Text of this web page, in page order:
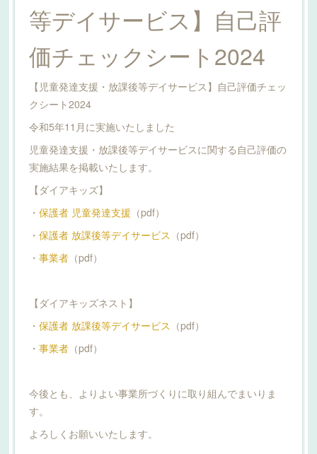
等デイサービス】自己評
価チェックシート2024
【児童発達支援・放課後等デイサービス】自己評価チェッ
クシート2024
令和5年11月に実施いたしました
児童発達支援・放課後等デイサービスに関する自己評価の
実施結果を掲載いたします。
【ダイアキッズ】
・ 保護者 児童発達支援 （pdf）
・ 保護者 放課後等デイサービス （pdf）
・ 事業者（pdf）
【ダイアキッズネスト】
・ 保護者 放課後等デイサービス （pdf）
・ 事業者（pdf）
今後とも、よりよい事業所づくりに取り組んでまいりま
す。
よろしくお願いいたします。